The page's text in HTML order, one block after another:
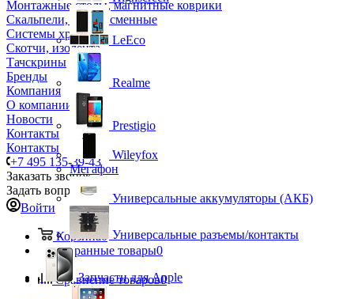
Монтажные столы, магнитные коврики
Скальпели, лезвия сменные
Системы хранения
Скотчи, изолента
Тачскрины
Бренды
Компания
О компании
Новости
Контакты
Контакты
+7 495 135-39-43
Заказать звонок
Задать вопрос
Войти
Корзина0
Избранные товары0
Сравнение товаров0
LeEco
Realme
Prestigio
Wileyfox
Мегафон
Универсальные аккумуляторы (АКБ)
Универсальные разъемы/контакты
Запчасти для Apple